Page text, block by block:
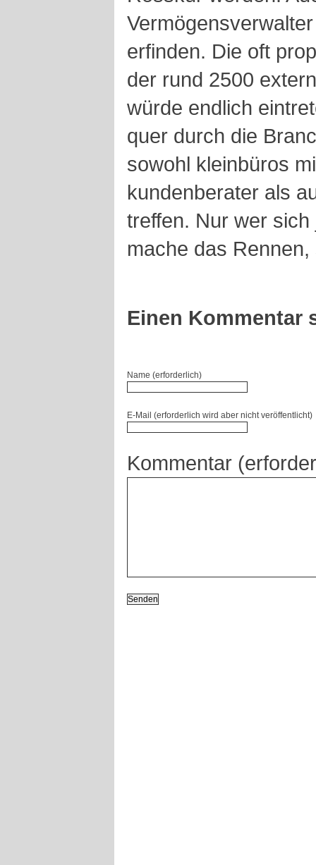
erfinden. Die oft
der rund 2500
würde endlich
quer durch die
sowohl kleinbüros
kundenberater als
treffen. Nur wer
mache das
Einen Kommentar
Name (erforderlich)
E-Mail (erforderlich wird aber nicht veröffentlicht)
Kommentar